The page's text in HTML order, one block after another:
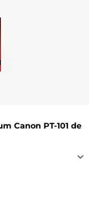
Canon PT-101 de